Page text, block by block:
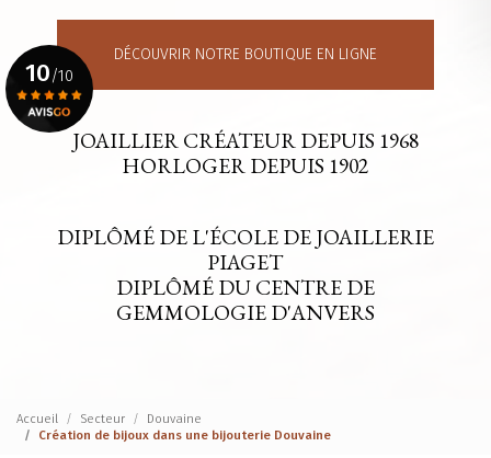
DÉCOUVRIR NOTRE BOUTIQUE EN LIGNE
JOAILLIER CRÉATEUR DEPUIS 1968
HORLOGER DEPUIS 1902
DIPLÔMÉ DE L'ÉCOLE DE JOAILLERIE
PIAGET
DIPLÔMÉ DU CENTRE DE
GEMMOLOGIE D'ANVERS
10/10
Voir le certificat
Accueil Secteur
Douvaine
Création de bijoux dans une bijouterie Douvaine